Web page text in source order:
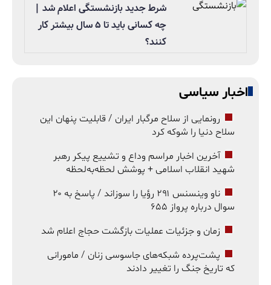
شرط جدید بازنشستگی اعلام شد |
چه کسانی باید تا ۵ سال بیشتر کار
کنند؟
اخبار سیاسی
رونمایی از سلاح مرگبار ایران / قابلیت پنهان این
سلاح دنیا را شوکه کرد
آخرین اخبار مراسم وداع و تشییع پیکر رهبر
شهید انقلاب اسلامی + پوشش لحظه‌به‌لحظه
ناو وینسنس ۲۹۱ رؤیا را سوزاند / پاسخ به ۲۰
سوال درباره پرواز ۶۵۵
زمان و جزئیات عملیات بازگشت حجاج اعلام شد
پشت‌پرده شبکه‌های جاسوسی زنان / مامورانی
که تاریخ جنگ را تغییر دادند